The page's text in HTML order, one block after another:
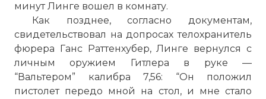
минут Линге вошел в комнату.
Как позднее, согласно документам,
свидетельствовал на допросах телохранитель
фюрера Ганс Раттенхубер, Линге вернулся с
личным оружием Гитлера в руке —
“Вальтером” калибра 7,56: “Он положил
пистолет передо мной на стол, и мне стало